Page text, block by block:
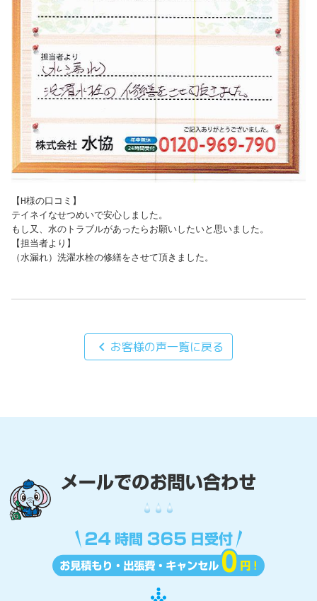
【H様の口コミ】
テイネイなせつめいで安心しました。
もし又、水のトラブルがあったらお願いしたいと思いました。
【担当者より】
（水漏れ）洗濯水栓の修繕をさせて頂きました。
chevron_left お客様の声一覧に戻る